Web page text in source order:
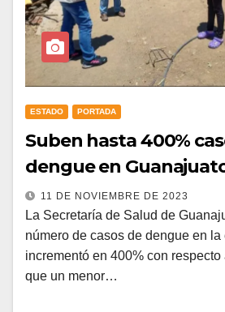
ESTADO PORTADA
Suben hasta 400%
dengue en
11 DE NOVIEMBRE DE 2023
La Secretaría de Salud de
número de casos de dengue en la
incrementó en 400% con
que un menor…